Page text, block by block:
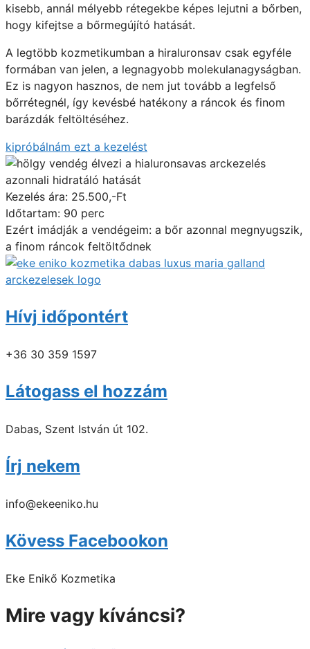
kisebb, annál mélyebb rétegekbe képes lejutni a bőrben,
hogy kifejtse a bőrmegújító hatását.
A legtöbb kozmetikumban a hiraluronsav csak egyféle
formában van jelen, a legnagyobb molekulanagyságban.
Ez is nagyon hasznos, de nem jut tovább a legfelső
bőrrétegnél, így kevésbé hatékony a ráncok és finom
barázdák feltöltéséhez.
kipróbálnám ezt a kezelést
Kezelés ára: 25.500,-Ft
Időtartam: 90 perc
Ezért imádják a vendégeim: a bőr azonnal megnyugszik,
a finom ráncok feltöltődnek
Hívj időpontért
+36 30 359 1597
Látogass el hozzám
Dabas, Szent István út 102.
Írj nekem
info@ekeeniko.hu
Kövess Facebookon
Eke Enikő Kozmetika
Mire vagy kíváncsi?